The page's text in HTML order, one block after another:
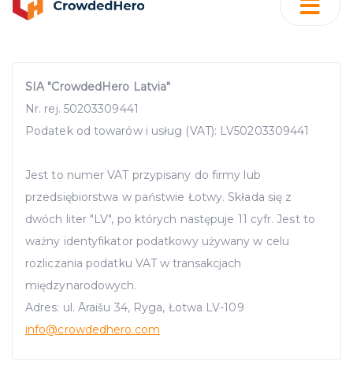
SIA "CrowdedHero Latvia"
Nr. rej. 50203309441
Podatek od towarów i usług (VAT): LV50203309441
Jest to numer VAT przypisany do firmy lub
przedsiębiorstwa w państwie Łotwy. Składa się z
dwóch liter "LV", po których następuje 11 cyfr. Jest to
ważny identyfikator podatkowy używany w celu
rozliczania podatku VAT w transakcjach
międzynarodowych.
Adres: ul. Āraišu 34, Ryga, Łotwa LV-109
info@crowdedhero.com